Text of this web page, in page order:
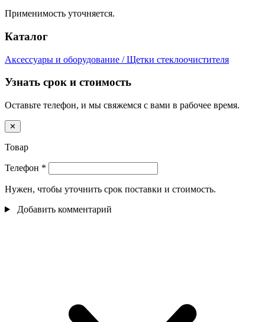
Применимость уточняется.
Каталог
Аксессуары и оборудование / Щетки стеклоочистителя
Узнать срок и стоимость
Оставьте телефон, и мы свяжемся с вами в рабочее время.
✕
Товар
Телефон *
Нужен, чтобы уточнить срок поставки и стоимость.
Добавить комментарий